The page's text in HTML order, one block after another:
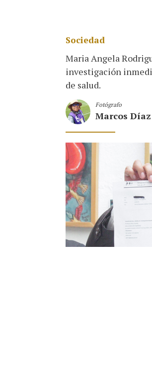
Sociedad
Maria Angela
investigación
de salud.
Fotógrafo
Marcos Díaz